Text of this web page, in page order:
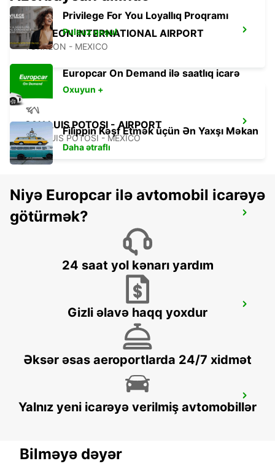
TORREON INTERNATIONAL AIRPORT
TORREON - MEXICO
SAN LUIS POTOSI - AIRPORT
SAN LUIS POTOSI - MEXICO
ZACATECAS AIRPORT
ZACATECAS - DOWNTOWN
ZACATECAS - MEXICO
SAN LUIS POTOSI DOWNTOWN
SAN LUIS POTOSI - MEXICO
Privilege For You Loyallıq Proqramı
Pulsuz qoşul
Europcar On Demand ilə saatlıq icarə
Oxuyun +
Filippin Kəşf Etmək üçün Ən Yaxşı Məkan
Daha ətraflı
Niyə Europcar ilə avtomobil icarəyə
götürmək?
24 saat yol kənarı yardım
Gizli əlavə haqq yoxdur
Əksər əsas aeroportlarda 24/7 xidmət
Yalnız yeni icarəyə verilmiş avtomobillər
Bilməyə dəyər